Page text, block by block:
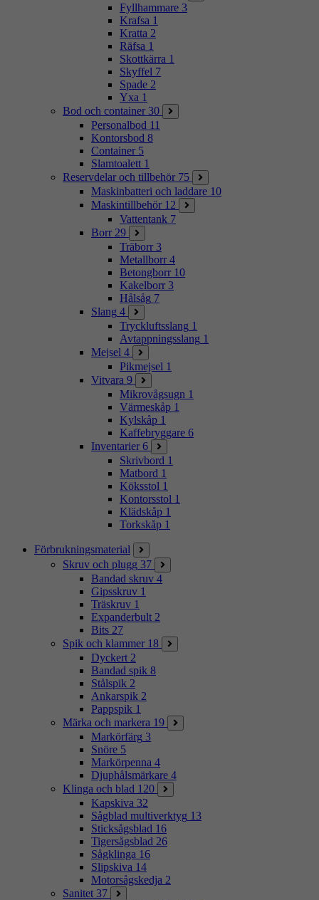
Fyllhammare 3
Krafsa 1
Kratta 2
Räfsa 1
Skottkärra 1
Skyffel 7
Spade 2
Yxa 1
Bod och container 30
Personalbod 11
Kontorsbod 8
Container 5
Slamtoalett 1
Reservdelar och tillbehör 75
Maskinbatteri och laddare 10
Maskintillbehör 12
Vattentank 7
Borr 29
Träborr 3
Metallborr 4
Betongborr 10
Kakelborr 3
Hålsåg 7
Slang 4
Tryckluftsslang 1
Avtappningsslang 1
Mejsel 4
Pikmejsel 1
Vitvara 9
Mikrovågsugn 1
Värmeskåp 1
Kylskåp 1
Kaffebryggare 6
Inventarier 6
Skrivbord 1
Matbord 1
Köksstol 1
Kontorsstol 1
Klädskåp 1
Torkskåp 1
Förbrukningsmaterial
Skruv och plugg 37
Bandad skruv 4
Gipsskruv 1
Träskruv 1
Expanderbult 2
Bits 27
Spik och klammer 18
Dyckert 2
Bandad spik 8
Stålspik 2
Ankarspik 2
Pappspik 1
Märka och markera 19
Markörfärg 3
Snöre 5
Markörpenna 4
Djuphålsmärkare 4
Klinga och blad 120
Kapskiva 32
Sågblad multiverktyg 13
Sticksågsblad 16
Tigersågsblad 26
Sågklinga 16
Slipskiva 14
Motorsågskedja 2
Sanitet 37